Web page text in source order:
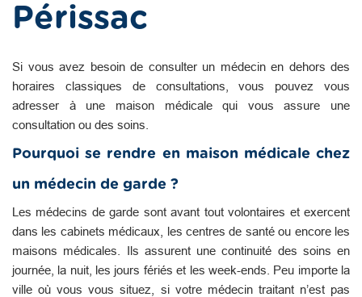
Périssac
Si vous avez besoin de consulter un médecin en dehors des
horaires classiques de consultations, vous pouvez vous
adresser à une maison médicale qui vous assure une
consultation ou des soins.
Pourquoi se rendre en maison médicale chez
un médecin de garde ?
Les médecins de garde sont avant tout volontaires et exercent
dans les cabinets médicaux, les centres de santé ou encore les
maisons médicales. Ils assurent une continuité des soins en
journée, la nuit, les jours fériés et les week-ends. Peu importe la
ville où vous vous situez, si votre médecin traitant n’est pas